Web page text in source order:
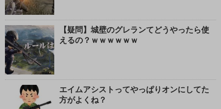
【疑問】城壁のグレランてどうやったら使
えるの？ｗｗｗｗｗｗ
エイムアシストってやっぱりオンにしてた
方がよくね？